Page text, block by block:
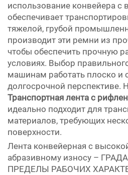
использование конвейера с
обеспечивает
тяжелой, грубой
производит эти ремни из
чтобы обеспечить прочную
условиях. Выбор
машинам работать плоско и
долгосрочной перспективе.
Транспортная лента с
идеально подходит для
материалов, требующих
поверхности.
Лента конвейерная с
абразивному износу –
ПРЕДЕЛЫ РАБОЧИХ